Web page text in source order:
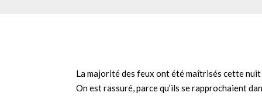
La majorité des feux ont été maîtrisés cette
On est rassuré, parce qu’ils se rapprochaient